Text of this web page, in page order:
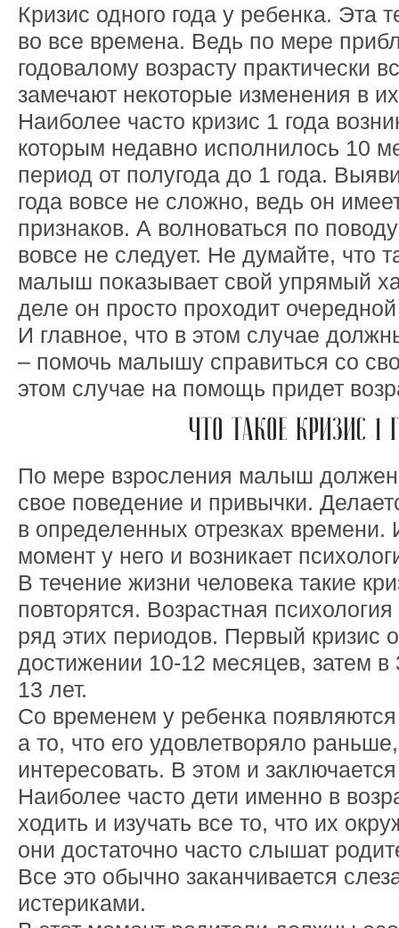
Кризис одного года у ребенка. Эта
во все времена. Ведь по мере
годовалому возрасту практически
замечают некоторые изменения в
Наиболее часто кризис 1 года
которым недавно исполнилось 10
период от полугода до 1 года.
года вовсе не сложно, ведь он
признаков. А волноваться по
вовсе не следует. Не думайте, что
малыш показывает свой упрямый
деле он просто проходит
И главное, что в этом случае
– помочь малышу справиться со
этом случае на помощь придет
ЧТО ТАКОЕ КРИЗИС 1
По мере взросления малыш должен
свое поведение и привычки.
в определенных отрезках времени.
момент у него и возникает
В течение жизни человека такие
повторятся. Возрастная
ряд этих периодов. Первый кризис
достижении 10-12 месяцев, затем в
13 лет.
Со временем у ребенка
а то, что его удовлетворяло
интересовать. В этом и
Наиболее часто дети именно в
ходить и изучать все то, что их
они достаточно часто слышат
Все это обычно заканчивается
истериками.